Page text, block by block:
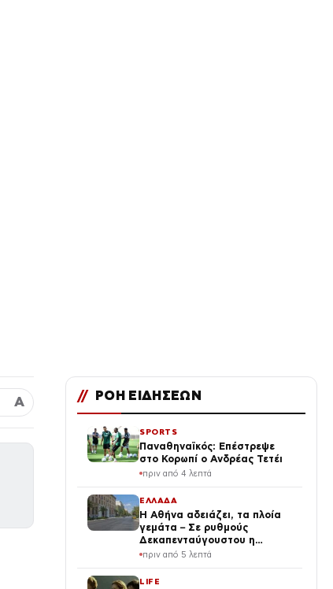
Α // ΡΟΗ ΕΙΔΗΣΕΩΝ
SPORTS
Παναθηναϊκός: Επέστρεψε
στο Κορωπί ο Ανδρέας Τετέι
πριν από 4 λεπτά
ΕΛΛΑΔΑ
Η Αθήνα αδειάζει, τα πλοία
γεμάτα – Σε ρυθμούς
Δεκαπενταύγουστου η
πρωτεύουσα
πριν από 5 λεπτά
LIFE